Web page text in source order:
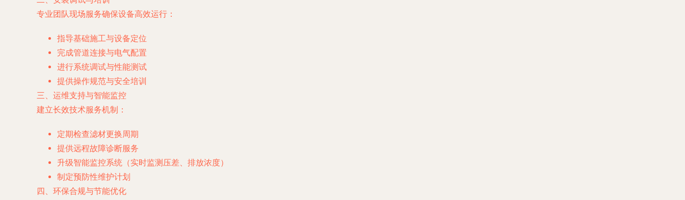
专业团队现场服务确保设备高效运行：
指导基础施工与设备定位
完成管道连接与电气配置
进行系统调试与性能测试
提供操作规范与安全培训
三、运维支持与智能监控
建立长效技术服务机制：
定期检查滤材更换周期
提供远程故障诊断服务
升级智能监控系统（实时监测压差、排放浓度）
制定预防性维护计划
四、环保合规与节能优化